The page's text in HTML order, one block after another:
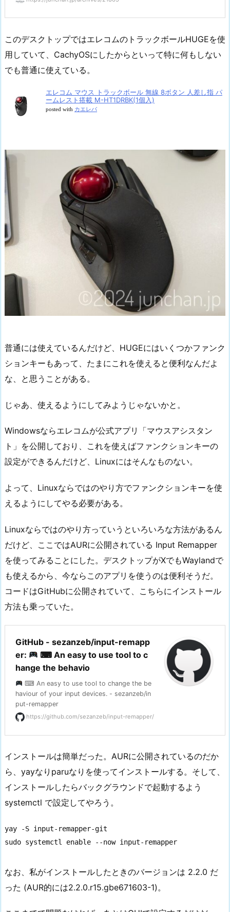
このデスクトップではエレコムのトラックボールHUGEを使
用していて、CachyOSにしたからといって特に何もしない
でも普通に使えている。
エレコム マウス トラックボール 無線 8ボタン 人差し指 パ
ームレスト搭載 M-HT1DRBK(1個入)
posted with カエレバ
普通には使えているんだけど、HUGEにはいくつかファンク
ションキーもあって、たまにこれを使えると便利なんだよ
な、と思うことがある。
じゃあ、使えるようにしてみようじゃないかと。
Windowsならエレコムが公式アプリ「マウスアシスタン
ト」を公開しており、これを使えばファンクションキーの
設定ができるんだけど、Linuxにはそんなものない。
よって、Linuxならではのやり方でファンクションキーを使
えるようにしてやる必要がある。
Linuxならではのやり方っていうといろいろな方法があるん
だけど、ここではAURに公開されている Input Remapper
を使ってみることにした。デスクトップがXでもWaylandで
も使えるから、今ならこのアプリを使うのは便利そうだ。
コードはGitHubに公開されていて、こちらにインストール
方法も乗っていた。
GitHub - sezanzeb/input-remapp
er:
⌨ An easy to use tool to c
hange the behavio
⌨ An easy to use tool to change the be
haviour of your input devices. - sezanzeb/in
put-remapper
https://github.com/sezanzeb/input-remapper/
インストールは簡単だった。AURに公開されているのだか
ら、yayなりparuなりを使ってインストールする。そして、
インストールしたらバックグラウンドで起動するよう
systemctl で設定してやろう。
yay -S input-remapper-git
sudo systemctl enable --now input-remapper
なお、私がインストールしたときのバージョンは 2.2.0 だ
った (AUR的には2.2.0.r15.gbe671603-1)。